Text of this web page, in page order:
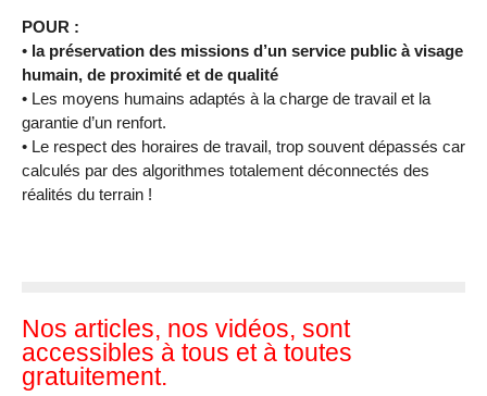
POUR :
• la préservation des missions d’un service public à visage
humain, de proximité et de qualité
• Les moyens humains adaptés à la charge de travail et la
garantie d’un renfort.
• Le respect des horaires de travail, trop souvent dépassés car
calculés par des algorithmes totalement déconnectés des
réalités du terrain !
Nos articles, nos vidéos, sont
accessibles à tous et à toutes
gratuitement.